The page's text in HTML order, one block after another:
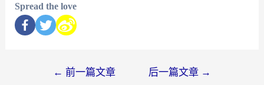
Spread the love
← 前一篇文章 后一篇文章 →